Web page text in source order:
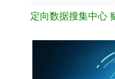
定向数据搜集中心